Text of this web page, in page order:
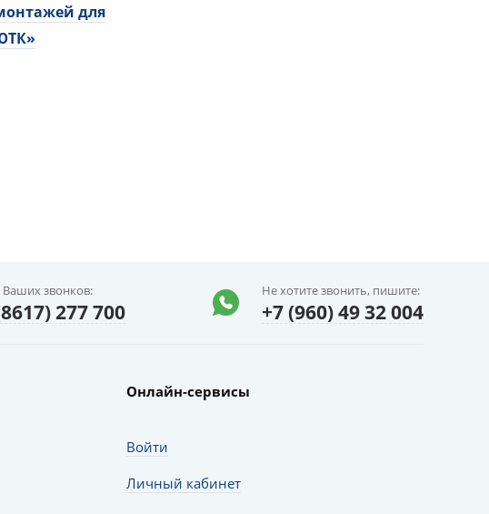
для
звонков:
277 700
Не хотите звонить, пишите:
+7 (960) 49 32 004
Онлайн-сервисы
Войти
Личный кабинет